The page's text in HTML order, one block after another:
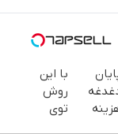
با این
روش
توی